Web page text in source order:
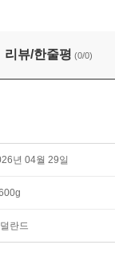
첼로 모음곡 전곡
리뷰/한줄평 (0/0)
년 04월 29일
란드